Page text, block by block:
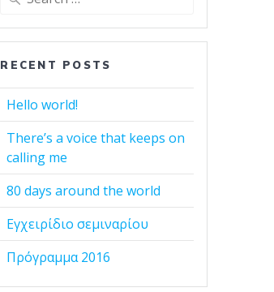
RECENT POSTS
Hello world!
There’s a voice that keeps on
calling me
80 days around the world
Εγχειρίδιο σεμιναρίου
Πρόγραμμα 2016